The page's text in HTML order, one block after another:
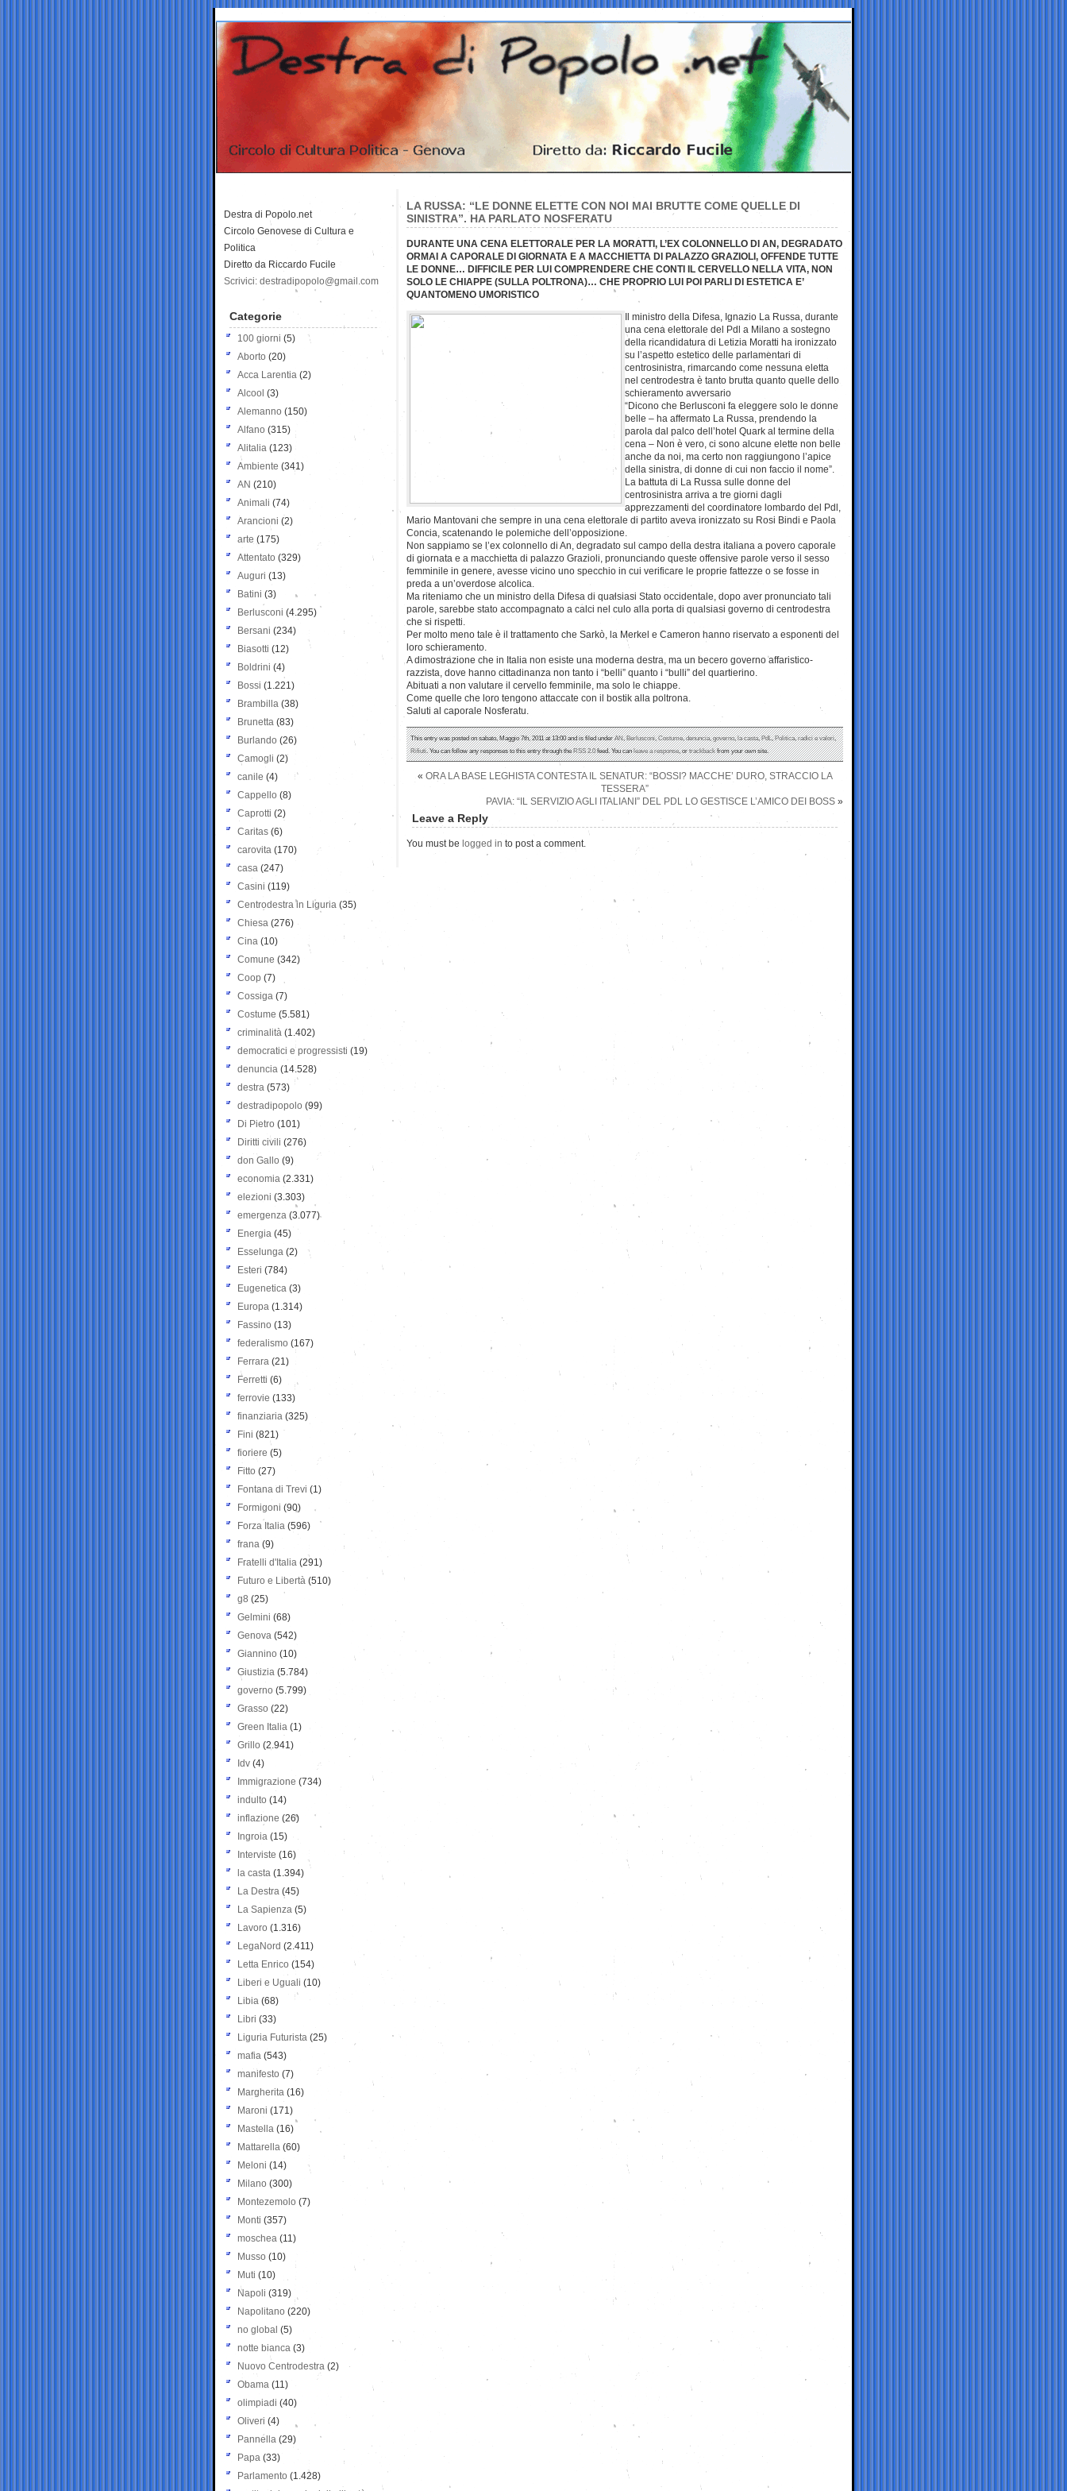
LA RUSSA: “LE DONNE ELETTE CON NOI MAI BRUTTE COME QUELLE DI
SINISTRA”. HA PARLATO NOSFERATU
DURANTE UNA CENA ELETTORALE PER LA MORATTI, L’EX COLONNELLO DI AN, DEGRADATO
ORMAI A CAPORALE DI GIORNATA E A MACCHIETTA DI PALAZZO GRAZIOLI, OFFENDE TUTTE
LE DONNE… DIFFICILE PER LUI COMPRENDERE CHE CONTI IL CERVELLO NELLA VITA, NON
SOLO LE CHIAPPE (SULLA POLTRONA)… CHE PROPRIO LUI POI PARLI DI ESTETICA E’
QUANTOMENO UMORISTICO
Il ministro della Difesa, Ignazio La Russa, durante
una cena elettorale del Pdl a Milano a sostegno
della ricandidatura di Letizia Moratti ha ironizzato
su l’aspetto estetico delle parlamentari di
centrosinistra, rimarcando come nessuna eletta
nel centrodestra è tanto brutta quanto quelle dello
schieramento avversario
“Dicono che Berlusconi fa eleggere solo le donne
belle – ha affermato La Russa, prendendo la
parola dal palco dell’hotel Quark al termine della
cena – Non è vero, ci sono alcune elette non belle
anche da noi, ma certo non raggiungono l’apice
della sinistra, di donne di cui non faccio il nome”.
La battuta di La Russa sulle donne del
centrosinistra arriva a tre giorni dagli
apprezzamenti del coordinatore lombardo del Pdl,
Mario Mantovani che sempre in una cena elettorale di partito aveva ironizzato su Rosi Bindi e Paola
Concia, scatenando le polemiche dell’opposizione.
Non sappiamo se l’ex colonnello di An, degradato sul campo della destra italiana a povero caporale
di giornata e a macchietta di palazzo Grazioli, pronunciando queste offensive parole verso il sesso
femminile in genere, avesse vicino uno specchio in cui verificare le proprie fattezze o se fosse in
preda a un’overdose alcolica.
Ma riteniamo che un ministro della Difesa di qualsiasi Stato occidentale, dopo aver pronunciato tali
parole, sarebbe stato accompagnato a calci nel culo alla porta di qualsiasi governo di centrodestra
che si rispetti.
Per molto meno tale è il trattamento che Sarkò, la Merkel e Cameron hanno riservato a esponenti del
loro schieramento.
A dimostrazione che in Italia non esiste una moderna destra, ma un becero governo affaristico-
razzista, dove hanno cittadinanza non tanto i “belli” quanto i “bulli” del quartierino.
Abituati a non valutare il cervello femminile, ma solo le chiappe.
Come quelle che loro tengono attaccate con il bostik alla poltrona.
Saluti al caporale Nosferatu.
This entry was posted on sabato, Maggio 7th, 2011 at 13:00 and is filed underAN,Berlusconi,Costume,denuncia,governo,la casta,PdL,Politica,radici e valori,
Rifiuti. You can follow any responses to this entry through theRSS 2.0feed. You canleave a response, ortrackbackfrom your own site.
« ORA LA BASE LEGHISTA CONTESTA IL SENATUR: “BOSSI? MACCHE’ DURO, STRACCIO LA
TESSERA”
PAVIA: “IL SERVIZIO AGLI ITALIANI” DEL PDL LO GESTISCE L’AMICO DEI BOSS »
Leave a Reply
You must be logged in to post a comment.
Destra di Popolo.net
Circolo Genovese di Cultura e
Politica
Diretto da Riccardo Fucile
Scrivici: destradipopolo@gmail.com
Categorie
100 giorni (5)
Aborto (20)
Acca Larentia (2)
Alcool (3)
Alemanno (150)
Alfano (315)
Alitalia (123)
Ambiente (341)
AN (210)
Animali (74)
Arancioni (2)
arte (175)
Attentato (329)
Auguri (13)
Batini (3)
Berlusconi (4.295)
Bersani (234)
Biasotti (12)
Boldrini (4)
Bossi (1.221)
Brambilla (38)
Brunetta (83)
Burlando (26)
Camogli (2)
canile (4)
Cappello (8)
Caprotti (2)
Caritas (6)
carovita (170)
casa (247)
Casini (119)
Centrodestra in Liguria (35)
Chiesa (276)
Cina (10)
Comune (342)
Coop (7)
Cossiga (7)
Costume (5.581)
criminalità (1.402)
democratici e progressisti (19)
denuncia (14.528)
destra (573)
destradipopolo (99)
Di Pietro (101)
Diritti civili (276)
don Gallo (9)
economia (2.331)
elezioni (3.303)
emergenza (3.077)
Energia (45)
Esselunga (2)
Esteri (784)
Eugenetica (3)
Europa (1.314)
Fassino (13)
federalismo (167)
Ferrara (21)
Ferretti (6)
ferrovie (133)
finanziaria (325)
Fini (821)
fioriere (5)
Fitto (27)
Fontana di Trevi (1)
Formigoni (90)
Forza Italia (596)
frana (9)
Fratelli d'Italia (291)
Futuro e Libertà (510)
g8 (25)
Gelmini (68)
Genova (542)
Giannino (10)
Giustizia (5.784)
governo (5.799)
Grasso (22)
Green Italia (1)
Grillo (2.941)
Idv (4)
Immigrazione (734)
indulto (14)
inflazione (26)
Ingroia (15)
Interviste (16)
la casta (1.394)
La Destra (45)
La Sapienza (5)
Lavoro (1.316)
LegaNord (2.411)
Letta Enrico (154)
Liberi e Uguali (10)
Libia (68)
Libri (33)
Liguria Futurista (25)
mafia (543)
manifesto (7)
Margherita (16)
Maroni (171)
Mastella (16)
Mattarella (60)
Meloni (14)
Milano (300)
Montezemolo (7)
Monti (357)
moschea (11)
Musso (10)
Muti (10)
Napoli (319)
Napolitano (220)
no global (5)
notte bianca (3)
Nuovo Centrodestra (2)
Obama (11)
olimpiadi (40)
Oliveri (4)
Pannella (29)
Papa (33)
Parlamento (1.428)